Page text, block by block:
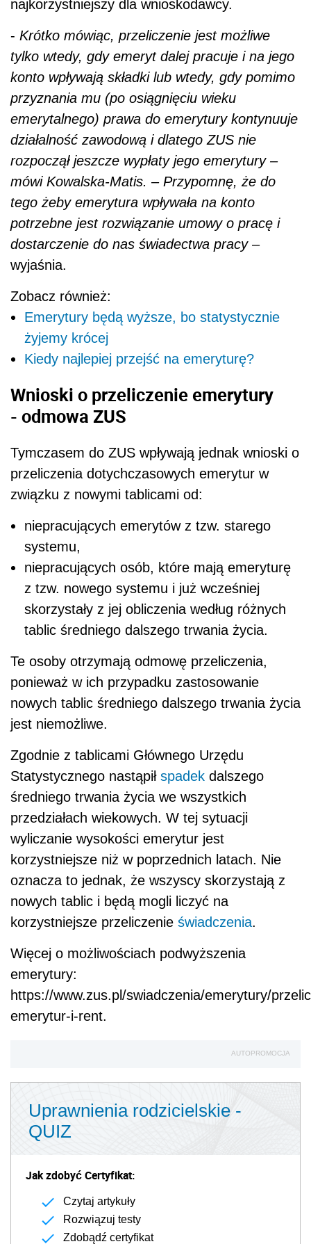
najkorzystniejszy dla wnioskodawcy.
- Krótko mówiąc, przeliczenie jest możliwe
tylko wtedy, gdy emeryt dalej pracuje i na jego
konto wpływają składki lub wtedy, gdy pomimo
przyznania mu (po osiągnięciu wieku
emerytalnego) prawa do emerytury kontynuuje
działalność zawodową i dlatego ZUS nie
rozpoczął jeszcze wypłaty jego emerytury –
mówi Kowalska-Matis. – Przypomnę, że do
tego żeby emerytura wpływała na konto
potrzebne jest rozwiązanie umowy o pracę i
dostarczenie do nas świadectwa pracy–
wyjaśnia.
Zobacz również:
Emerytury będą wyższe, bo statystycznie
żyjemy krócej
Kiedy najlepiej przejść na emeryturę?
Wnioski o przeliczenie emerytury
- odmowa ZUS
Tymczasem do ZUS wpływają jednak wnioski o
przeliczenia dotychczasowych emerytur w
związku z nowymi tablicami od:
niepracujących emerytów z tzw. starego
systemu,
niepracujących osób, które mają emeryturę
z tzw. nowego systemu i już wcześniej
skorzystały z jej obliczenia według różnych
tablic średniego dalszego trwania życia.
Te osoby otrzymają odmowę przeliczenia,
ponieważ w ich przypadku zastosowanie
nowych tablic średniego dalszego trwania życia
jest niemożliwe.
Zgodnie z tablicami Głównego Urzędu
Statystycznego nastąpił spadek dalszego
średniego trwania życia we wszystkich
przedziałach wiekowych. W tej sytuacji
wyliczanie wysokości emerytur jest
korzystniejsze niż w poprzednich latach. Nie
oznacza to jednak, że wszyscy skorzystają z
nowych tablic i będą mogli liczyć na
korzystniejsze przeliczenie świadczenia.
Więcej o możliwościach podwyższenia
emerytury:
https://www.zus.pl/swiadczenia/emerytury/
emerytur-i-rent.
AUTOPROMOCJA
Uprawnienia rodzicielskie -
QUIZ
Jak zdobyć Certyfikat:
Czytaj artykuły
Rozwiązuj testy
Zdobądź certyfikat